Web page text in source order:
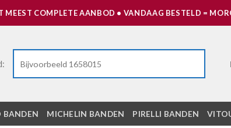
MEEST COMPLETE AANBOD • VANDAAG BESTELD =
BANDEN MICHELIN BANDEN PIRELLI BANDEN